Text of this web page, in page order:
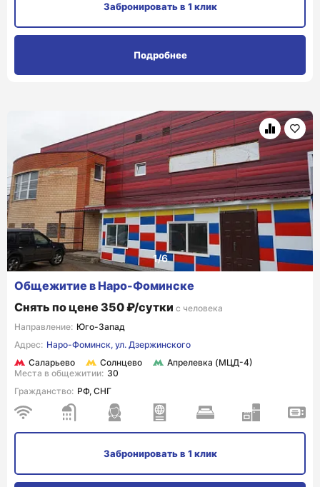
Забронироватьв 1 клик
Подробнее
Общежитие в Наро-Фоминске
Снять по цене 350 ₽/сутки с человека
Направление: Юго-Запад
Адрес: Наро-Фоминск, ул. Дзержинского
Саларьево
Солнцево
Апрелевка (МЦД-4)
Места в общежитии: 30
Гражданство: РФ, СНГ
Забронироватьв 1 клик